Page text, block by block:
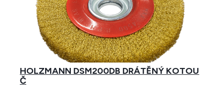
HOLZMANN DSM200DB DRÁTĚNÝ KOTOU
Č